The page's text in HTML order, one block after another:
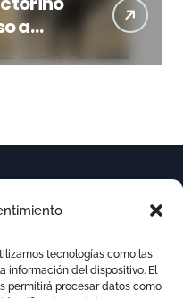
tecnologías como las
información del dispositivo. El
permitirá procesar datos como
a